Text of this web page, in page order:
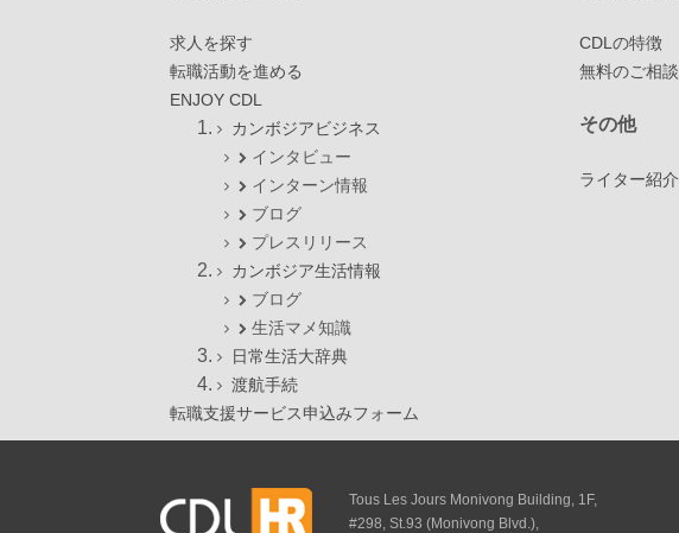
求人を探す
転職活動を進める
ENJOY CDL
カンボジアビジネス
インタビュー
インターン情報
ブログ
プレスリリース
カンボジア生活情報
ブログ
生活マメ知識
日常生活大辞典
渡航手続
転職支援サービス申込みフォーム
CDLの特徴
無料のご相談
その他
ライター紹介
Tous Les Jours Monivong Building, 1F,
#298, St.93 (Monivong Blvd.),